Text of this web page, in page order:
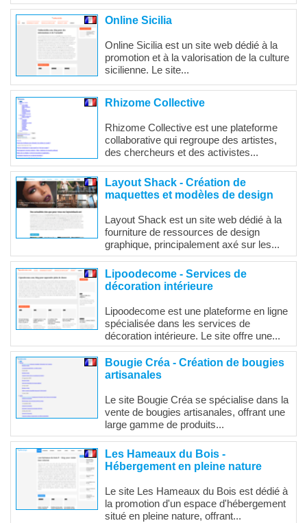
Online Sicilia
Online Sicilia est un site web dédié à la
promotion et à la valorisation de la culture
sicilienne. Le site...
Rhizome Collective
Rhizome Collective est une plateforme
collaborative qui regroupe des artistes,
des chercheurs et des activistes...
Layout Shack - Création de
maquettes et modèles de design
Layout Shack est un site web dédié à la
fourniture de ressources de design
graphique, principalement axé sur les...
Lipoodecome - Services de
décoration intérieure
Lipoodecome est une plateforme en ligne
spécialisée dans les services de
décoration intérieure. Le site offre une...
Bougie Créa - Création de bougies
artisanales
Le site Bougie Créa se spécialise dans la
vente de bougies artisanales, offrant une
large gamme de produits...
Les Hameaux du Bois -
Hébergement en pleine nature
Le site Les Hameaux du Bois est dédié à
la promotion d'un espace d'hébergement
situé en pleine nature, offrant...